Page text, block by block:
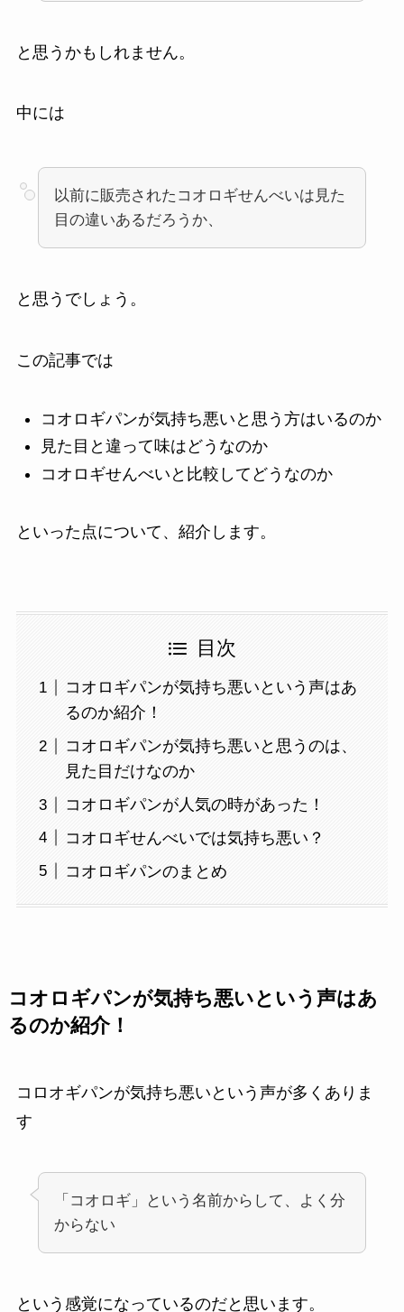
と思うかもしれません。
中には
以前に販売されたコオロギせんべいは見た
目の違いあるだろうか、
と思うでしょう。
この記事では
コオロギパンが気持ち悪いと思う方はいるのか
見た目と違って味はどうなのか
コオロギせんべいと比較してどうなのか
といった点について、紹介します。
目次
コオロギパンが気持ち悪いという声はあ
るのか紹介！
コオロギパンが気持ち悪いと思うのは、
見た目だけなのか
コオロギパンが人気の時があった！
コオロギせんべいでは気持ち悪い？
コオロギパンのまとめ
コオロギパンが気持ち悪いという声はあ
るのか紹介！
コロオギパンが気持ち悪いという声が多くありま
す
「コオロギ」という名前からして、よく分
からない
という感覚になっているのだと思います。